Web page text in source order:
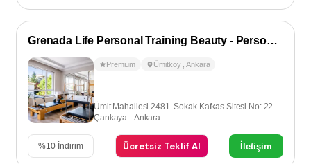
Grenada Life Personal Training Beauty - Personal Training
Premium Ümitköy ,Ankara
Ümit Mahallesi 2481. Sokak Kafkas Sitesi No: 22
Çankaya - Ankara
%10 İndirim Ücretsiz Teklif Al İletişim